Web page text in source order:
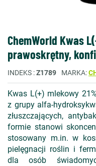
ChemWorld Kwas
prawoskrętny,
INDEKS Z1789 MARKA
Kwas L(+) mlekowy
z grupy alfa-
złuszczających,
formie stanowi
stosowany m.in. w
pielęgnacji roślin i
dla osób